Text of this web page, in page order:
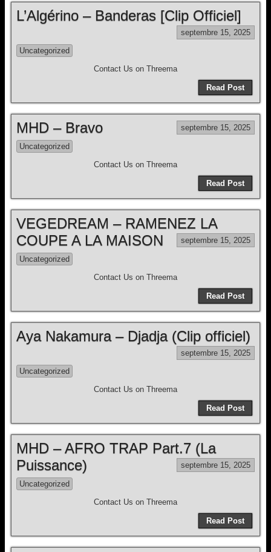
L’Algérino – Banderas [Clip Officiel]
septembre 15, 2025
Uncategorized
Contact Us on Threema
Read Post
MHD – Bravo septembre 15, 2025
Uncategorized
Contact Us on Threema
Read Post
VEGEDREAM – RAMENEZ LA
COUPE A LA MAISON
septembre 15, 2025
Uncategorized
Contact Us on Threema
Read Post
Aya Nakamura – Djadja (Clip officiel)
septembre 15, 2025
Uncategorized
Contact Us on Threema
Read Post
MHD – AFRO TRAP Part.7 (La
Puissance)
septembre 15, 2025
Uncategorized
Contact Us on Threema
Read Post